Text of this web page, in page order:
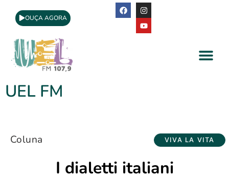
OUÇA AGORA
UEL FM
Coluna VIVA LA VITA
I dialetti italiani